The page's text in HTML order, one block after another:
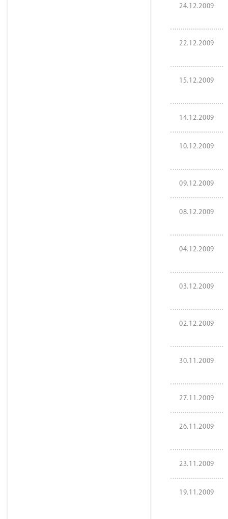
24.12.2009
22.12.2009
15.12.2009
14.12.2009
10.12.2009
09.12.2009
08.12.2009
04.12.2009
03.12.2009
02.12.2009
30.11.2009
27.11.2009
26.11.2009
23.11.2009
19.11.2009